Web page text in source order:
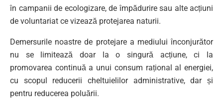
în campanii de ecologizare, de împădurire sau alte acțiuni
de voluntariat ce vizează protejarea naturii.
Demersurile noastre de protejare a mediului înconjurător
nu se limitează doar la o singură acțiune, ci la
promovarea continuă a unui consum rațional al energiei,
cu scopul reducerii cheltuielilor administrative, dar și
pentru reducerea poluării.